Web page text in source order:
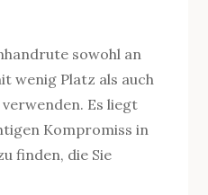
sowohl an
wenig Platz als auch
Es liegt
Kompromiss in
finden, die Sie